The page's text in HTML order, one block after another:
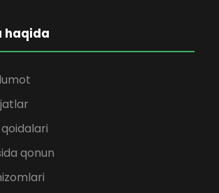
haqida
qonun